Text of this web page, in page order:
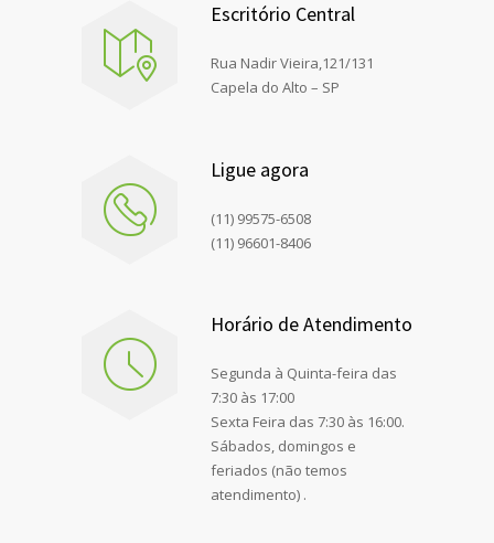
Escritório Central
Rua Nadir Vieira,121/131
Capela do Alto – SP
Ligue agora
(11) 99575-6508
(11) 96601-8406
Horário de Atendimento
Segunda à Quinta-feira das
7:30 às 17:00
Sexta Feira das 7:30 às 16:00.
Sábados, domingos e
feriados (não temos
atendimento) .